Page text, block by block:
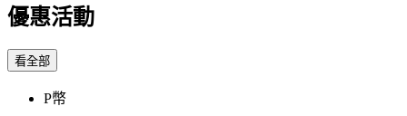
優惠活動
看全部
P幣